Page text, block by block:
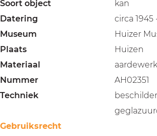
Soort object
kan
Datering
circa 1945
Museum
Huizer
Plaats
Huizen
Materiaal
aardewerk
Nummer
AH02351
Techniek
Gebruiksrecht